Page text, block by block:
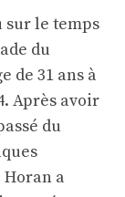
sur le temps
du
de 31 ans à
Après avoir
du
Horan a